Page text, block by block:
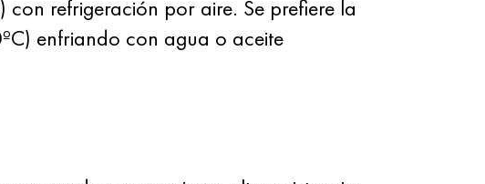
refrigeración por aire. Se prefiere la
enfriando con agua o aceite